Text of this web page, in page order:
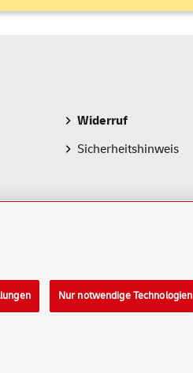
Widerruf
Sicherheitshinweis
Nur notwendige Technologien